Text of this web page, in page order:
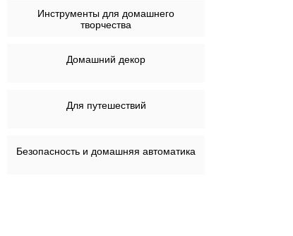
Инструменты для домашнего
творчества
Домашний декор
Для путешествий
Безопасность и домашняя автоматика